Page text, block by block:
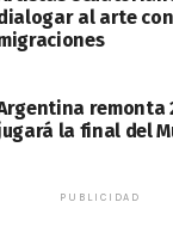
al arte
remonta
la final del
PUBLICIDAD